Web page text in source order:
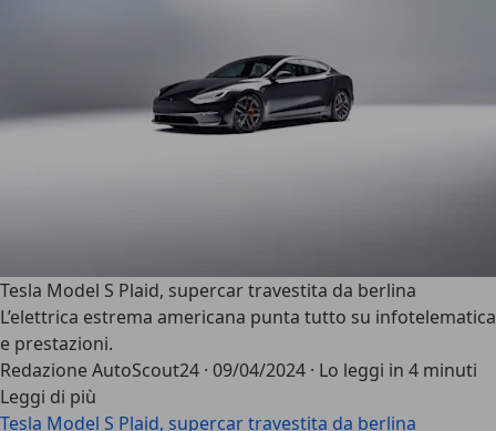
Tesla Model S Plaid, supercar travestita da berlina
L’elettrica estrema americana punta tutto su infotelematica
e prestazioni.
Redazione AutoScout24 · 09/04/2024 · Lo leggi in 4 minuti
Leggi di più
Tesla Model S Plaid, supercar travestita da berlina